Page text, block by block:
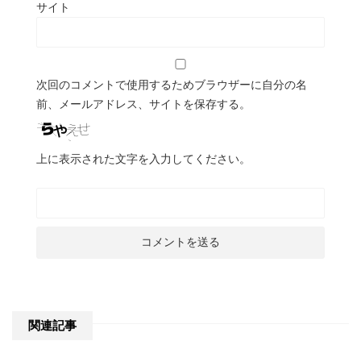
サイト
次回のコメントで使用するためブラウザーに自分の名
前、メールアドレス、サイトを保存する。
上に表示された文字を入力してください。
関連記事